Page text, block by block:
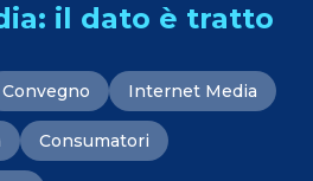
il dato è tratto
Convegno Internet Media
Consumatori